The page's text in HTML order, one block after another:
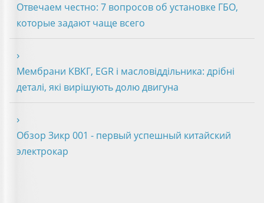
Отвечаем честно: 7 вопросов об установке ГБО,
которые задают чаще всего
Мембрани КВКГ, EGR і масловіддільника: дрібні
деталі, які вирішують долю двигуна
Обзор Зикр 001 - первый успешный китайский
электрокар